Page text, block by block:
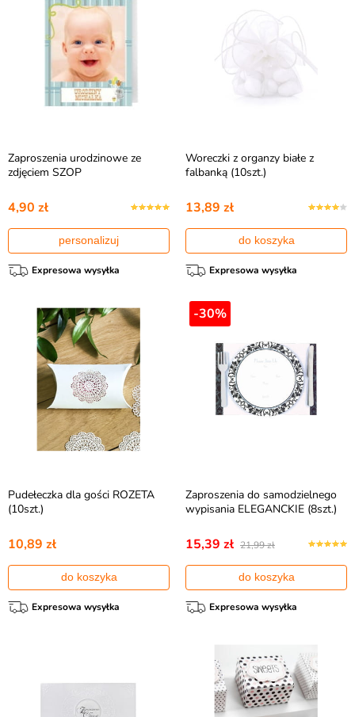
Zaproszenia urodzinowe ze
zdjęciem SZOP
4,90 zł
personalizuj
Expresowa wysyłka
Woreczki z organzy białe z
falbanką (10szt.)
13,89 zł
do koszyka
Expresowa wysyłka
Pudełeczka dla gości ROZETA
(10szt.)
10,89 zł
do koszyka
Expresowa wysyłka
-30%
Zaproszenia do samodzielnego
wypisania ELEGANCKIE (8szt.)
15,39 zł 21,99 zł
do koszyka
Expresowa wysyłka